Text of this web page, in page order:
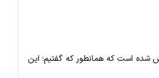
17 مورد خرابی رایج برای این گوشی گزارش شده است که همانطور که گفتیم؛ این